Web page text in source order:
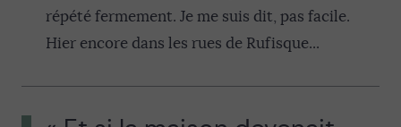
répété fermement. Je me suis dit, pas facile.
Hier encore dans les rues de Rufisque...